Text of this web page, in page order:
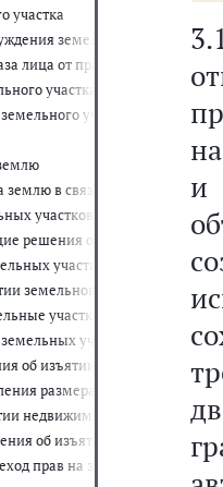
участка
земельного участка
лица от права на земельный
участка,
участка,
землю в связи с
участков для
решения об изъятии
участков для
земельного участка для
участки и (или)
участков для
об изъятии земельных
размера возмещения в
недвижимости для
об изъятии
прав на земельный
и